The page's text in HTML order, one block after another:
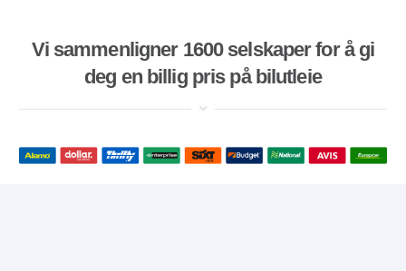
Vi sammenligner 1600 selskaper for å gi
deg en billig pris på bilutleie